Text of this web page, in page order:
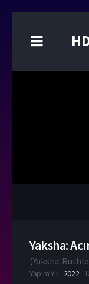
Yaksha:
(Yaksha:
Yapım Yılı 2022